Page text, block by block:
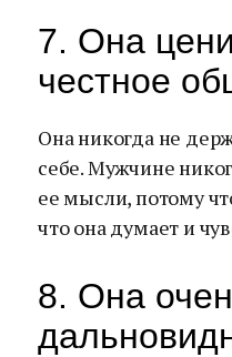
7. Она
честное
Она никогда не
себе. Мужчине
ее мысли, потому
что она думает и
8. Она